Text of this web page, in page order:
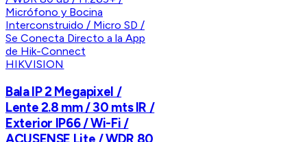
HIKVISION
Bala IP 2 Megapixel /
Lente 2.8 mm / 30 mts IR /
Exterior IP66 / Wi-Fi /